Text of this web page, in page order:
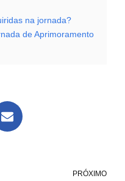
na jornada?
de Aprimoramento
PRÓXIMO